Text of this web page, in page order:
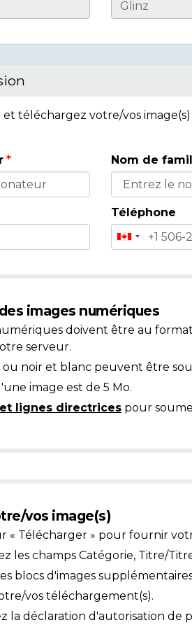
téléchargez votre/vos
Nom de
Téléphone
images numériques
doivent être au
serveur.
ou noir et blanc peuvent être
image est de 5 Mo.
lignes directrices pour
vos image(s)
« Télécharger » pour fournir
les champs Catégorie, Titre/
blocs d'images
vos téléchargement(s).
la déclaration d'autorisation de